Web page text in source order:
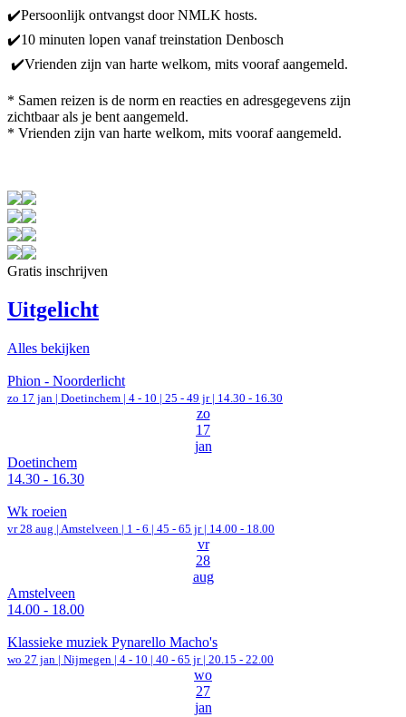
✔️Persoonlijk ontvangst door NMLK hosts.
✔️10 minuten lopen vanaf treinstation Denbosch
️✔️Vrienden zijn van harte welkom, mits vooraf aangemeld.
* Samen reizen is de norm en reacties en adresgegevens zijn
zichtbaar als je bent aangemeld.
* Vrienden zijn van harte welkom, mits vooraf aangemeld.
Gratis inschrijven
Uitgelicht
Alles bekijken
Phion - Noorderlicht
zo 17 jan | Doetinchem | 4 - 10 | 25 - 49 jr | 14.30 - 16.30
zo
17
jan
Doetinchem
14.30 - 16.30
Wk roeien
vr 28 aug | Amstelveen | 1 - 6 | 45 - 65 jr | 14.00 - 18.00
vr
28
aug
Amstelveen
14.00 - 18.00
Klassieke muziek Pynarello Macho's
wo 27 jan | Nijmegen | 4 - 10 | 40 - 65 jr | 20.15 - 22.00
wo
27
jan